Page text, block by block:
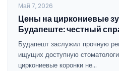
Май 7, 2026
Цены на циркониевые
Будапеште: честный
Будапешт заслужил прочную
ищущих доступную
циркониевые коронки не…